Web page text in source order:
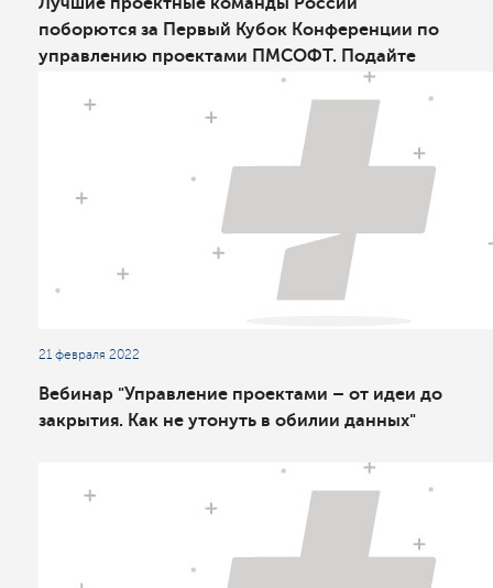
поборются за Первый Кубок Конференции по
управлению проектами ПМСОФТ. Подайте
21 февраля 2022
Вебинар "Управление проектами – от идеи до
закрытия. Как не утонуть в обилии данных"